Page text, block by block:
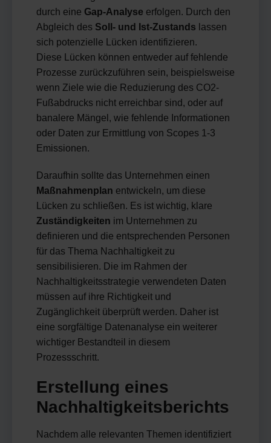
durch eine Gap-Analyse erfolgen. Durch den
Abgleich des Soll- und Ist-Zustands lassen
sich potenzielle Lücken identifizieren.
Diese Lücken können entweder auf fehlende
Prozesse zurückzuführen sein, beispielsweise
wenn Ziele wie die Reduzierung des CO2-
Fußabdrucks nicht erreichbar sind, oder auf
banalere Mängel, wie fehlende Informationen
oder Daten zur Ermittlung von Scopes 1-3
Emissionen.
Daraufhin sollte das Unternehmen einen
Maßnahmenplan entwickeln, um diese
Lücken zu schließen. Es ist wichtig, klare
Zuständigkeiten im Unternehmen zu
definieren und die entsprechenden Personen
für das Thema Nachhaltigkeit zu
sensibilisieren. Die im Rahmen der
Nachhaltigkeitsstrategie verwendeten Daten
müssen auf ihre Richtigkeit und
Zugänglichkeit überprüft werden. Daher ist
eine sorgfältige Datenanalyse ein weiterer
wichtiger Bestandteil in diesem
Prozessschritt.
Erstellung eines
Nachhaltigkeitsberichts
Nachdem alle relevanten Themen identifiziert